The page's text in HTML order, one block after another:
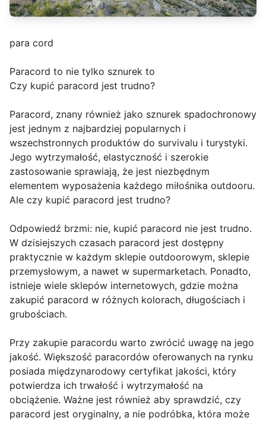
para cord
Paracord to nie tylko sznurek to
Czy kupić paracord jest trudno?
Paracord, znany również jako sznurek spadochronowy
jest jednym z najbardziej popularnych i
wszechstronnych produktów do survivalu i turystyki.
Jego wytrzymałość, elastyczność i szerokie
zastosowanie sprawiają, że jest niezbędnym
elementem wyposażenia każdego miłośnika outdooru.
Ale czy kupić paracord jest trudno?
Odpowiedź brzmi: nie, kupić paracord nie jest trudno.
W dzisiejszych czasach paracord jest dostępny
praktycznie w każdym sklepie outdoorowym, sklepie
przemysłowym, a nawet w supermarketach. Ponadto,
istnieje wiele sklepów internetowych, gdzie można
zakupić paracord w różnych kolorach, długościach i
grubościach.
Przy zakupie paracordu warto zwrócić uwagę na jego
jakość. Większość paracordów oferowanych na rynku
posiada międzynarodowy certyfikat jakości, który
potwierdza ich trwałość i wytrzymałość na
obciążenie. Ważne jest również aby sprawdzić, czy
paracord jest oryginalny, a nie podróbka, która może